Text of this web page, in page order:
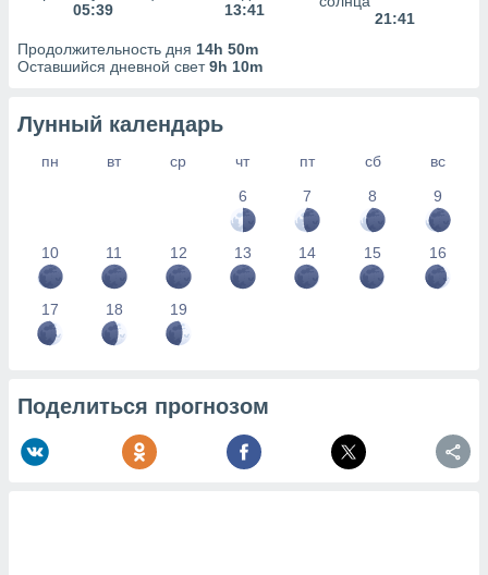
05:39
13:41
21:41
Продолжительность дня 14h 50m
Оставшийся дневной свет9h 10m
Лунный календарь
пн вт ср чт пт сб
вс
6
7 8 9
10 11 12 13 14 15 16
17 18 19
Поделиться прогнозом